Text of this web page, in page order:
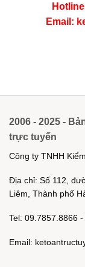
Email:
2006 - 2025 -
trực tuyến
Công ty TNHH
Địa chỉ: Số 112,
Liêm, Thành phố
Tel: 09.7857.8866
Email: